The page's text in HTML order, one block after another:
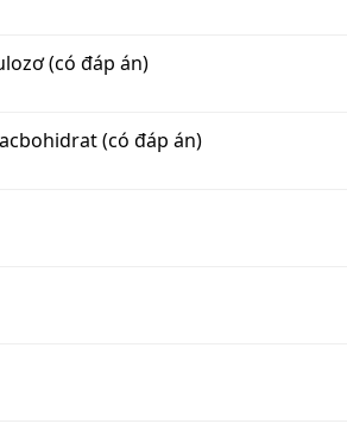
(có đáp án)
(có đáp án)